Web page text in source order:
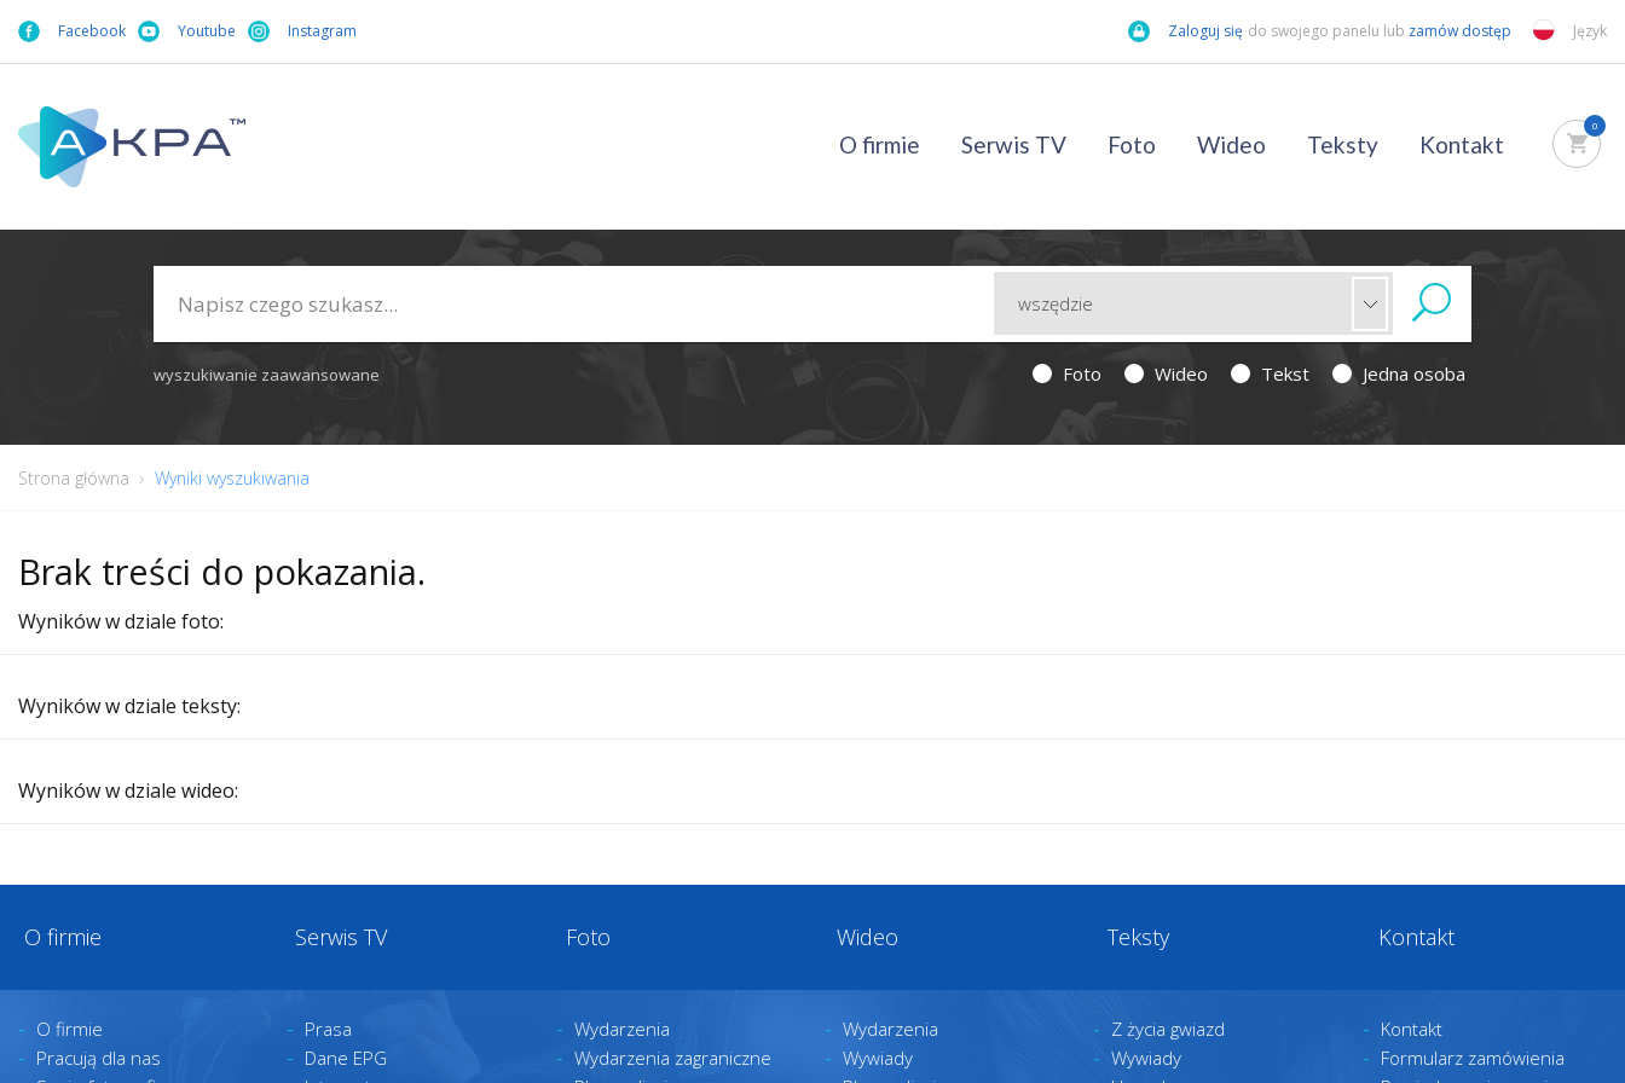
Facebook Youtube Instagram Zaloguj się do swojego panelu lub zamów dostęp Język
O firmie Serwis TV Foto Wideo Teksty Kontakt
0
wyszukiwanie zaawansowane Foto Wideo Tekst Jedna osoba
Strona główna Wyniki wyszukiwania
Brak treści do pokazania.
Wyników w dziale foto:
Wyników w dziale teksty:
Wyników w dziale wideo:
O firmie Serwis TV Foto Wideo Teksty Kontakt
O firmie
Pracują dla nas
Prasa
Dane EPG
Wydarzenia
Wydarzenia zagraniczne
Wydarzenia
Wywiady
Z życia gwiazd
Wywiady
Kontakt
Formularz zamówienia